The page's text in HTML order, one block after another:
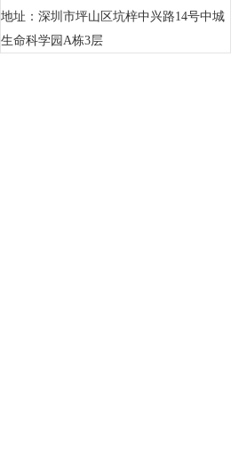
地址：深圳市坪山区坑梓中兴路14号中城
生命科学园A栋3层